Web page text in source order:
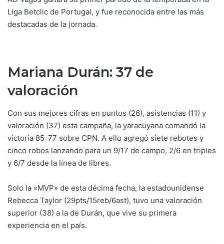
Liga Betclic de Portugal, y fue reconocida entre las más
destacadas de la jornada.
Mariana Durán: 37 de
valoración
Con sus mejores cifras en puntos (26), asistencias (11) y
valoración (37) esta campaña, la yaracuyana comandó la
victoria 85-77 sobre CPN. A ello agregó siete rebotes y
cinco robos lanzando para un 9/17 de campo, 2/6 en triples
y 6/7 desde la línea de libres.
Solo la «MVP» de esta décima fecha, la estadounidense
Rebecca Taylor (29pts/15reb/6ast), tuvo una valoración
superior (38) a la de Durán, que vive su primera
experiencia en el país.